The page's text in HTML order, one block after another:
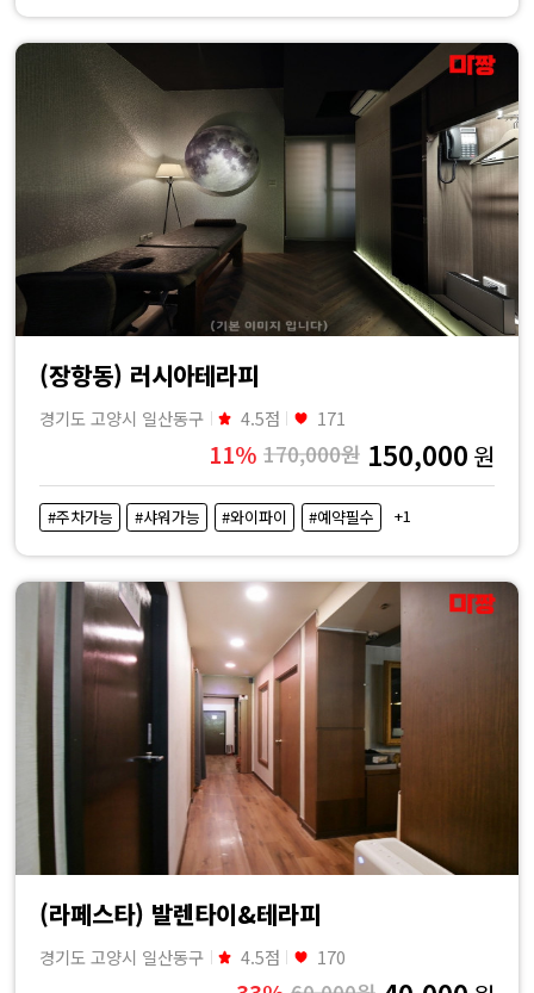
(장항동) 러시아테라피
경기도 고양시 일산동구 4.5점 171
11% 170,000원 150,000 원
#주차가능 #샤워가능 #와이파이 #예약필수 +1
(라페스타) 발렌타이&테라피
경기도 고양시 일산동구 4.5점 170